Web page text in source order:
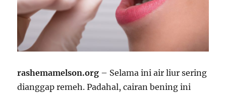
rashemamelson.org – Selama ini air liur sering
dianggap remeh. Padahal, cairan bening ini